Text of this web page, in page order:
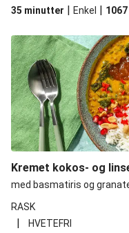
35 minutter | Enkel | 1067
Kremet kokos- og
med basmatiris og
RASK
| HVETEFRI